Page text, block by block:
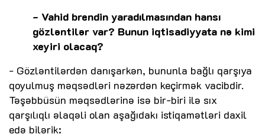
- Vahid brendin yaradılmasından hansı
gözləntilər var? Bunun iqtisadiyyata nə kimi
xeyiri olacaq?
- Gözləntilərdən danışarkən, bununla bağlı qarşıya
qoyulmuş məqsədləri nəzərdən keçirmək vacibdir.
Təşəbbüsün məqsədlərinə isə bir-biri ilə sıx
qarşılıqlı əlaqəli olan aşağıdakı istiqamətləri daxil
edə bilərik: